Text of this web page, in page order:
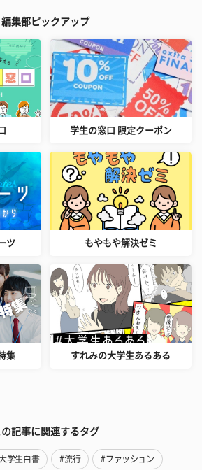
編集部ピックアップ
学生の窓口 限定クーポン
ツ もやもや解決ゼミ
集 すれみの大学生あるある
の記事に関連するタグ
学生白書 #流行 #ファッション